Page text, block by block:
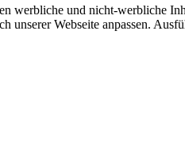
werbliche und nicht-werbliche
Webseite anpassen.